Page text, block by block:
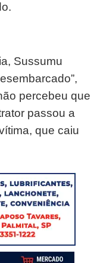
Sussumu
percebeu que
passou a
que caiu